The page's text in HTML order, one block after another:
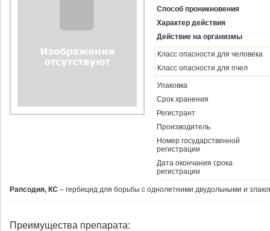
Способ проникновения
Характер действия
Действие на организмы
Класс опасности для человека
Класс опасности для пчел
Упаковка
Срок хранения
Регистрант
Производитель
Номер государственной
регистрации
Дата окончания срока
регистрации
Рапсодия, КС – гербицид для борьбы с однолетними двудольными и
Преимущества препарата: